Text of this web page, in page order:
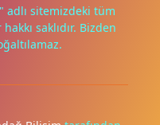
geliştirmek için çerezler
adlı sitemizdeki tüm
saklıdır. Bizden